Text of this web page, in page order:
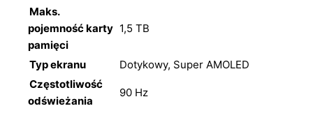
Maks.
pojemność karty
pamięci
1,5 TB
Typ ekranu
Dotykowy, Super AMOLED
Częstotliwość
odświeżania
90 Hz